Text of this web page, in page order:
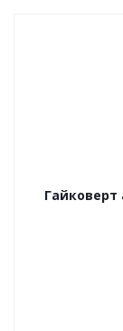
Гайковерт